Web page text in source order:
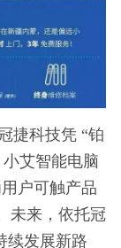
捷科技凭 “铂
艾智能电脑
户可触产品
未来，依托冠
续发展新路